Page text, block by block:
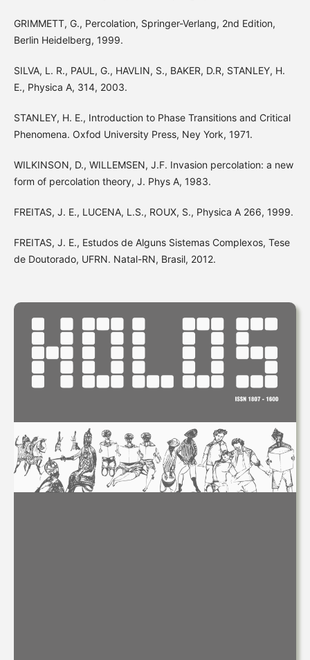
GRIMMETT, G., Percolation, Springer-Verlang, 2nd Edition,
Berlin Heidelberg, 1999.
SILVA, L. R., PAUL, G., HAVLIN, S., BAKER, D.R, STANLEY, H.
E., Physica A, 314, 2003.
STANLEY, H. E., Introduction to Phase Transitions and Critical
Phenomena. Oxfod University Press, Ney York, 1971.
WILKINSON, D., WILLEMSEN, J.F. Invasion percolation: a new
form of percolation theory, J. Phys A, 1983.
FREITAS, J. E., LUCENA, L.S., ROUX, S., Physica A 266, 1999.
FREITAS, J. E., Estudos de Alguns Sistemas Complexos, Tese
de Doutorado, UFRN. Natal-RN, Brasil, 2012.